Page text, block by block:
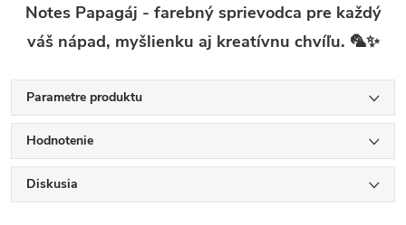
Notes Papagáj - farebný sprievodca pre každý
váš nápad, myšlienku aj kreatívnu chvíľu. 🦜✨
Parametre produktu
Hodnotenie
Diskusia